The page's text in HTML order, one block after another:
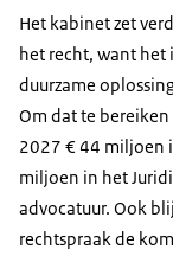
Het kabinet zet
het recht, want het
duurzame
Om dat te
2027 € 44 miljoen
miljoen in het
advocatuur. Ook
rechtspraak de